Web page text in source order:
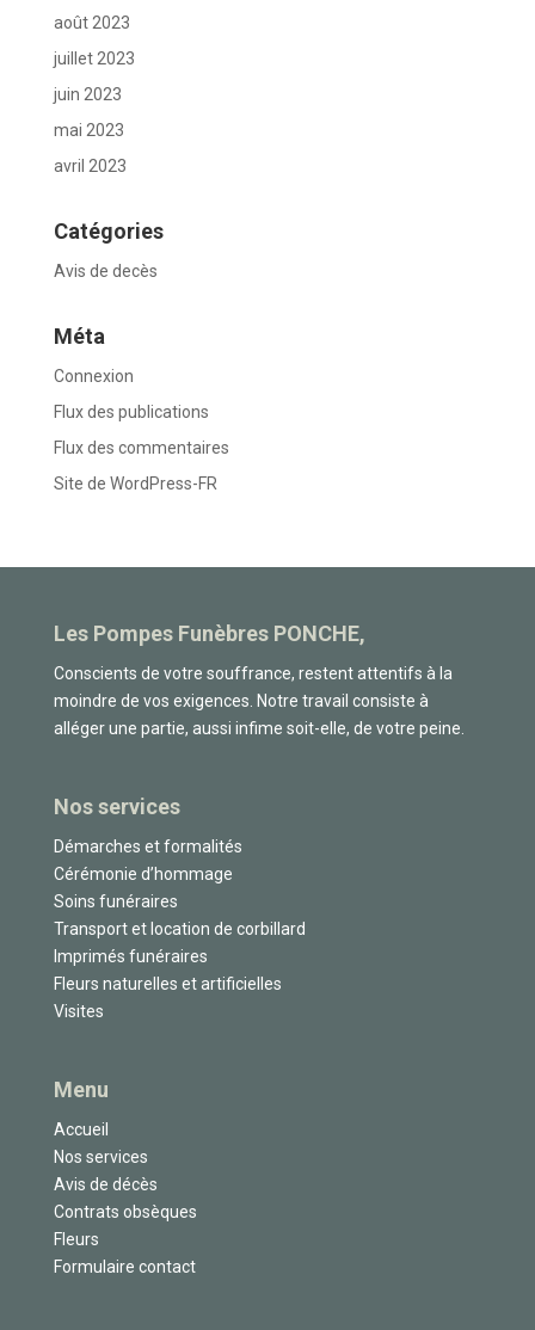
août 2023
juillet 2023
juin 2023
mai 2023
avril 2023
Catégories
Avis de decès
Méta
Connexion
Flux des publications
Flux des commentaires
Site de WordPress-FR
Les Pompes Funèbres PONCHE,
Conscients de votre souffrance, restent attentifs à la
moindre de vos exigences. Notre travail consiste à
alléger une partie, aussi infime soit-elle, de votre peine.
Nos services
Démarches et formalités
Cérémonie d’hommage
Soins funéraires
Transport et location de corbillard
Imprimés funéraires
Fleurs naturelles et artificielles
Visites
Menu
Accueil
Nos services
Avis de décès
Contrats obsèques
Fleurs
Formulaire contact